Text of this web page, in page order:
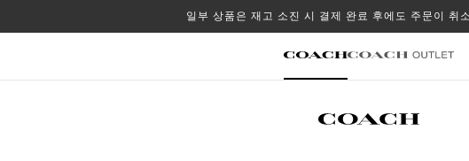
일부 상품은 재고 소진 시 결제 완료 후에도 주문이 취